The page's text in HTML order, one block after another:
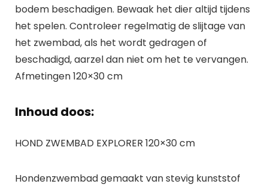
bodem beschadigen. Bewaak het dier altijd tijdens
het spelen. Controleer regelmatig de slijtage van
het zwembad, als het wordt gedragen of
beschadigd, aarzel dan niet om het te vervangen.
Afmetingen 120×30 cm
Inhoud doos:
HOND ZWEMBAD EXPLORER 120×30 cm
Hondenzwembad gemaakt van stevig kunststof